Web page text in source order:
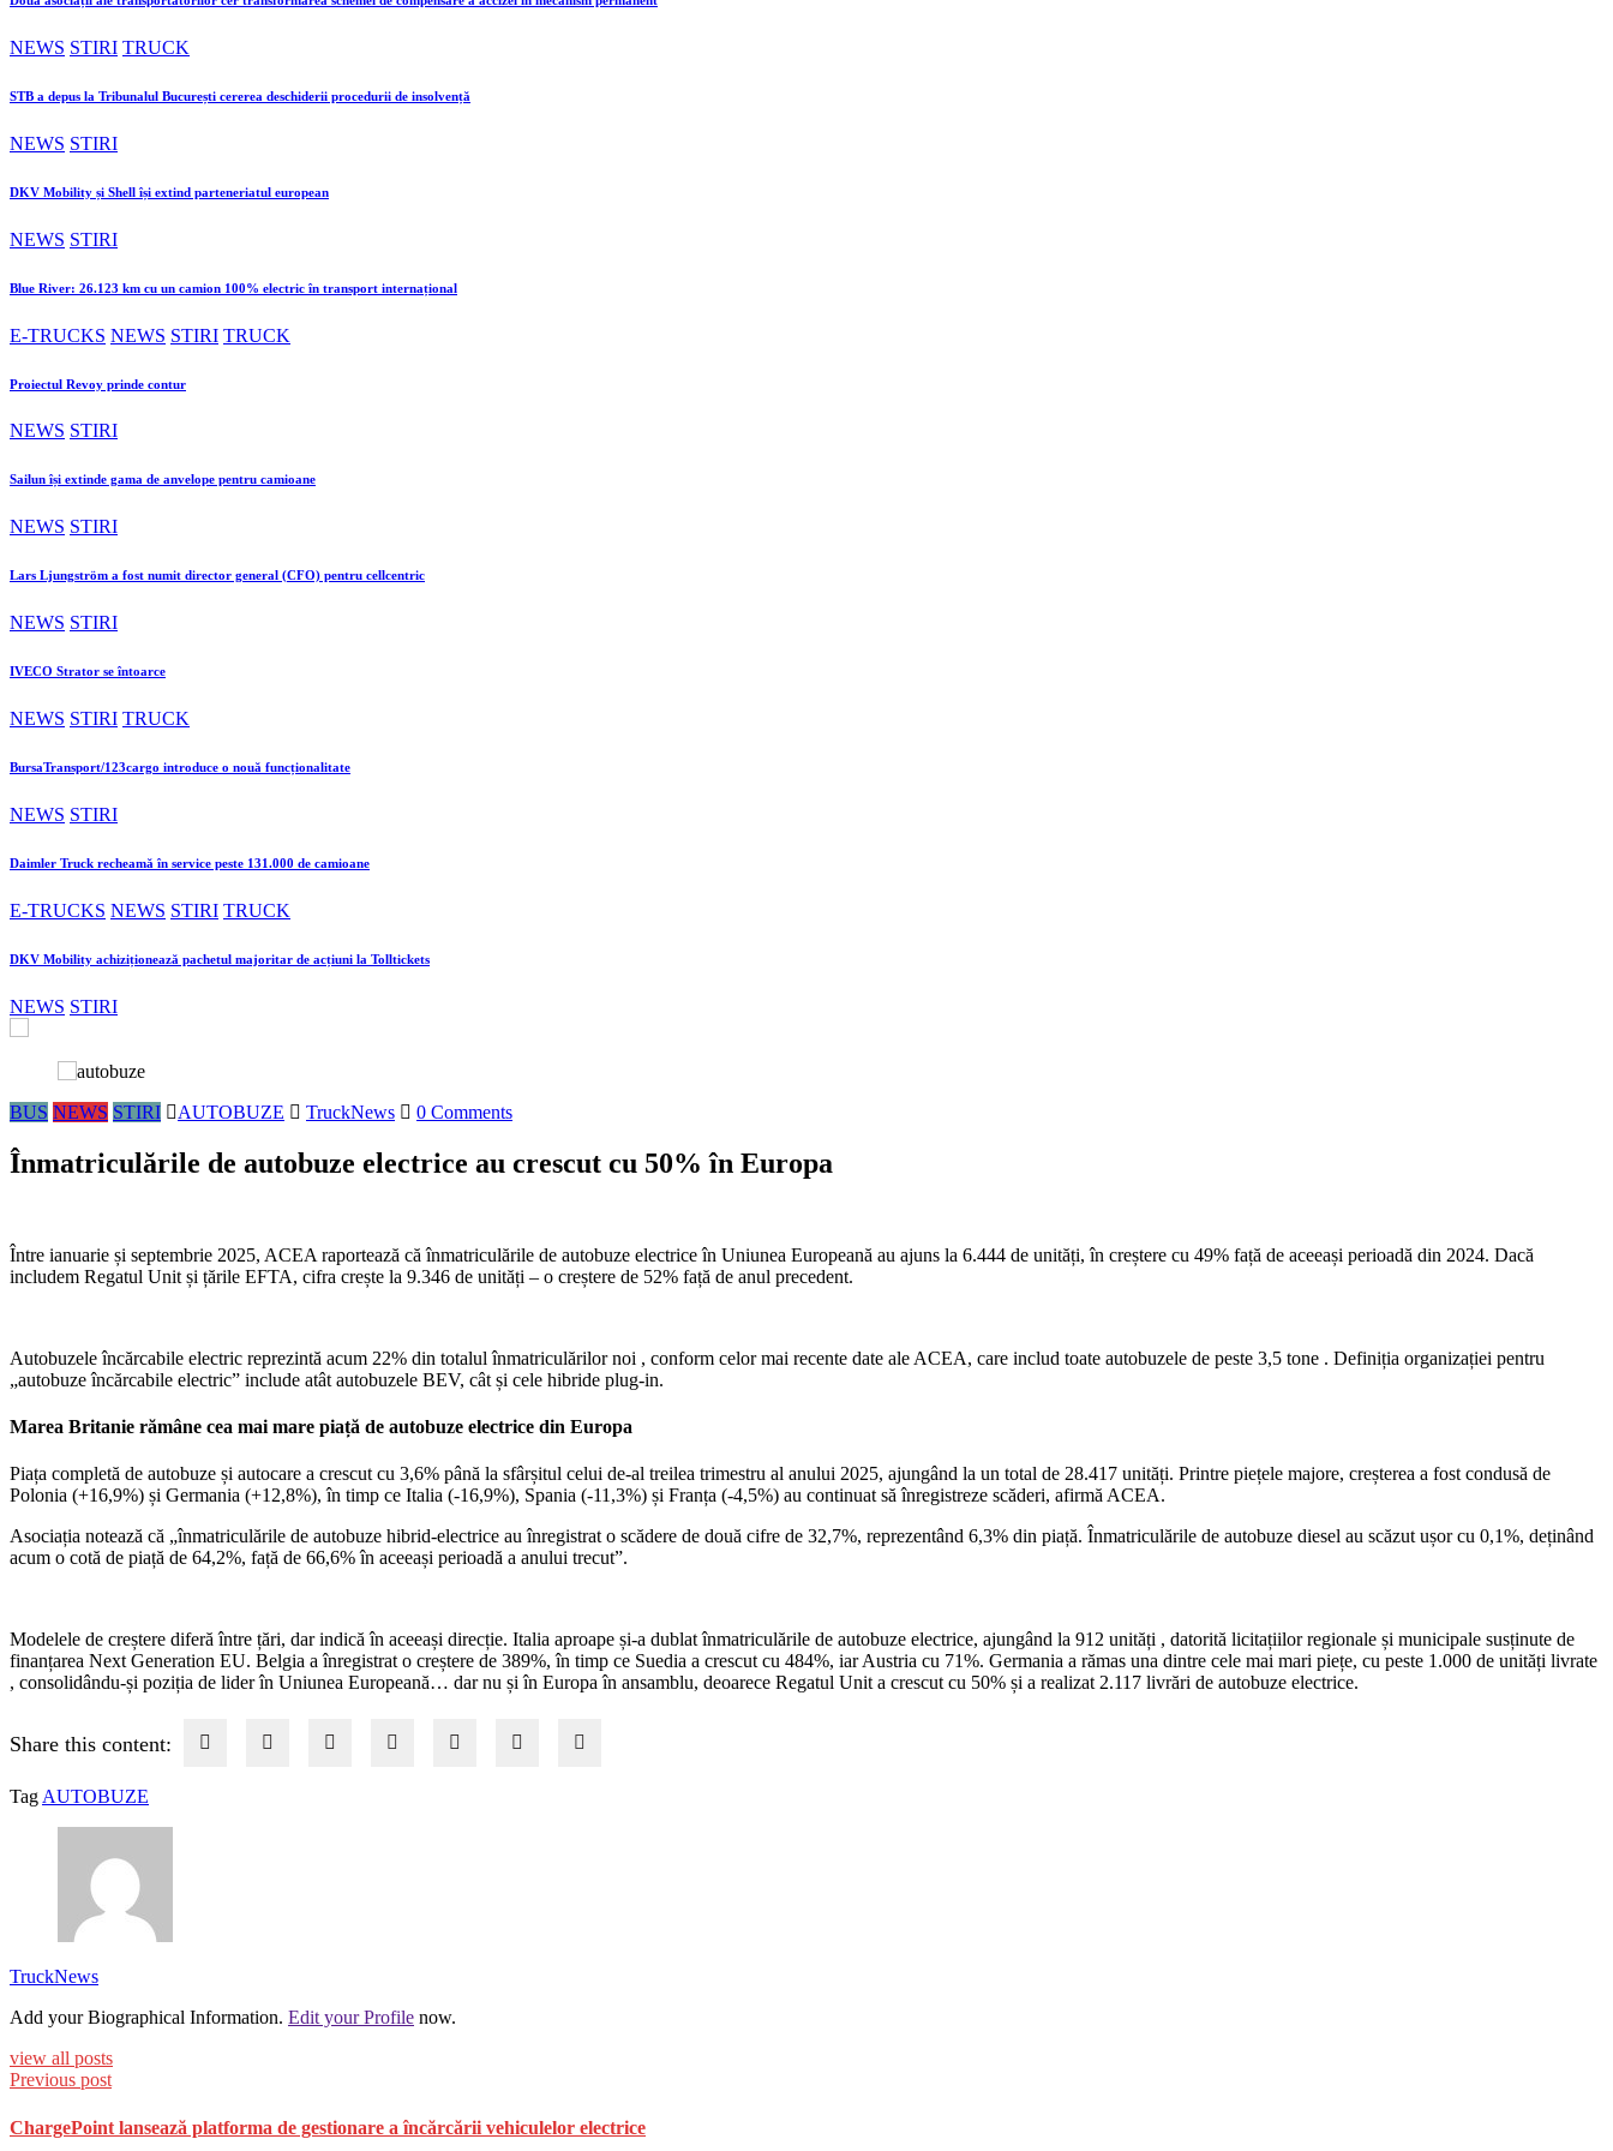
NEWS STIRI TRUCK
STB a depus la Tribunalul București cererea deschiderii procedurii de insolvență
NEWS STIRI
DKV Mobility și Shell își extind parteneriatul european
NEWS STIRI
Blue River: 26.123 km cu un camion 100% electric în transport internațional
E-TRUCKS NEWS STIRI TRUCK
Proiectul Revoy prinde contur
NEWS STIRI
Sailun își extinde gama de anvelope pentru camioane
NEWS STIRI
Lars Ljungström a fost numit director general (CFO) pentru cellcentric
NEWS STIRI
IVECO Strator se întoarce
NEWS STIRI TRUCK
BursaTransport/123cargo introduce o nouă funcționalitate
NEWS STIRI
Daimler Truck recheamă în service peste 131.000 de camioane
E-TRUCKS NEWS STIRI TRUCK
DKV Mobility achiziționează pachetul majoritar de acțiuni la Tolltickets
NEWS STIRI
BUS NEWS STIRI AUTOBUZE TruckNews 0 Comments
Înmatriculările de autobuze electrice au crescut cu 50% în Europa
Între ianuarie și septembrie 2025, ACEA raportează că înmatriculările de autobuze electrice în Uniunea Europeană au ajuns la 6.444 de unități, în creștere cu 49% față de aceeași perioadă din 2024. Dacă
includem Regatul Unit și țările EFTA, cifra crește la 9.346 de unități – o creștere de 52% față de anul precedent.
Autobuzele încărcabile electric reprezintă acum 22% din totalul înmatriculărilor noi , conform celor mai recente date ale ACEA, care includ toate autobuzele de peste 3,5 tone . Definiția organizației pentru
„autobuze încărcabile electric” include atât autobuzele BEV, cât și cele hibride plug-in.
Marea Britanie rămâne cea mai mare piață de autobuze electrice din Europa
Piața completă de autobuze și autocare a crescut cu 3,6% până la sfârșitul celui de-al treilea trimestru al anului 2025, ajungând la un total de 28.417 unități. Printre piețele majore, creșterea a fost condusă de
Polonia (+16,9%) și Germania (+12,8%), în timp ce Italia (-16,9%), Spania (-11,3%) și Franța (-4,5%) au continuat să înregistreze scăderi, afirmă ACEA.
Asociația notează că „înmatriculările de autobuze hibrid-electrice au înregistrat o scădere de două cifre de 32,7%, reprezentând 6,3% din piață. Înmatriculările de autobuze diesel au scăzut ușor cu 0,1%, deținând
acum o cotă de piață de 64,2%, față de 66,6% în aceeași perioadă a anului trecut”.
Modelele de creștere diferă între țări, dar indică în aceeași direcție. Italia aproape și-a dublat înmatriculările de autobuze electrice, ajungând la 912 unități , datorită licitațiilor regionale și municipale susținute de
finanțarea Next Generation EU. Belgia a înregistrat o creștere de 389%, în timp ce Suedia a crescut cu 484%, iar Austria cu 71%. Germania a rămas una dintre cele mai mari piețe, cu peste 1.000 de unități livrate
, consolidându-și poziția de lider în Uniunea Europeană… dar nu și în Europa în ansamblu, deoarece Regatul Unit a crescut cu 50% și a realizat 2.117 livrări de autobuze electrice.
Share this content:
TagAUTOBUZE
TruckNews
Add your Biographical Information. Edit your Profile now.
view all posts
Previous post
ChargePoint lansează platforma de gestionare a încărcării vehiculelor electrice